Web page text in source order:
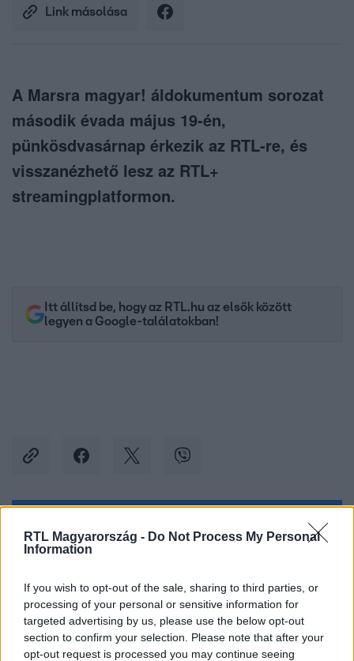
RTL Magyarország - Do Not Process My Personal
Information
If you wish to opt-out of the sale, sharing to third parties, or
processing of your personal or sensitive information for
targeted advertising by us, please use the below opt-out
section to confirm your selection. Please note that after your
opt-out request is processed you may continue seeing
Link másolása
A Marsra magyar! áldokumentum sorozat
második évada május 19-én,
pünkösdvasárnap érkezik az RTL-re, és
visszanézhető lesz az RTL+
streamingplatformon.
Itt állítsd be, hogy az RTL.hu az elsők között
legyen a Google-találatokban!
Kövess minket, és értesülj a friss hírekről a
Facebookon is!
Követem